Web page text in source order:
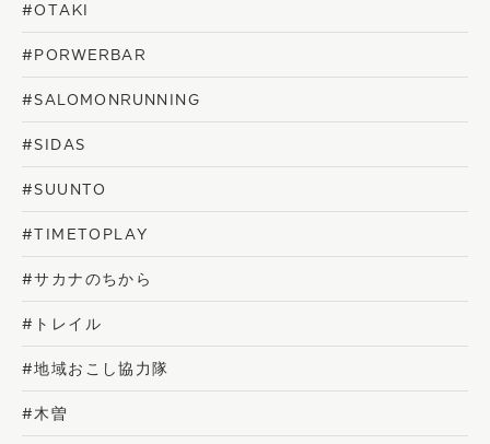
#OTAKI
#PORWERBAR
#SALOMONRUNNING
#SIDAS
#SUUNTO
#TIMETOPLAY
#サカナのちから
#トレイル
#地域おこし協力隊
#木曽